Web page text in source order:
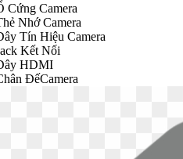
Cứng Camera
Nhớ Camera
Tín Hiệu Camera
Kết Nối
HDMI
ĐếCamera